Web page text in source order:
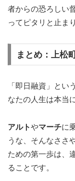
者からの恐ろしい
ってピタリと止ま
まとめ：上松
「即日融資」とい
なたの人生は本当
アルトやマーチに
うな、そんなささ
ための第一歩は、
ることです。